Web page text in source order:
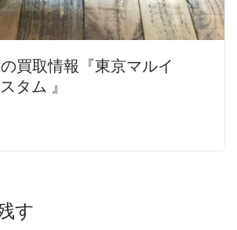
買取情報『東京マルイ
タム 』
す